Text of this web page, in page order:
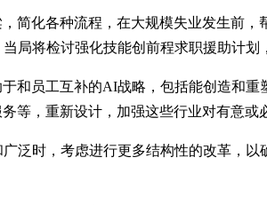
简化各种流程，在大规模失业发生前
局将检讨强化技能创前程求职援助计
和员工互补的AI战略，包括能创造和
等，重新设计，加强这些行业对有意或
泛时，考虑进行更多结构性的改革，